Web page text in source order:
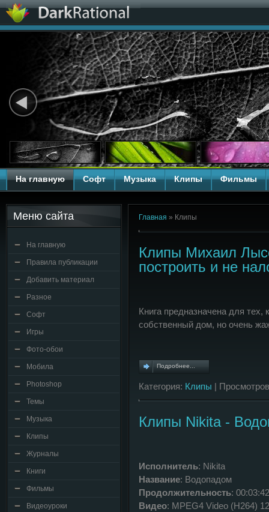
На главную Софт Музыка Клипы Фильмы
Меню сайта
На главную
Правила публикации
Добавить материал
Разное
Софт
Игры
Фото-обои
Мобила
Photoshop
Темы
Музыка
Клипы
Журналы
Книги
Фильмы
Видеоуроки
Главная » Клипы
Клипы Михаил
построить и не
Книга предназначена для
собственный дом, но очень
Подробнее...
Категория: Клипы |
Клипы Nikita -
Исполнитель: Nikita
Название: Водопадом
Продолжительность: 00:03:42
Видео: MPEG4 Video (H264)